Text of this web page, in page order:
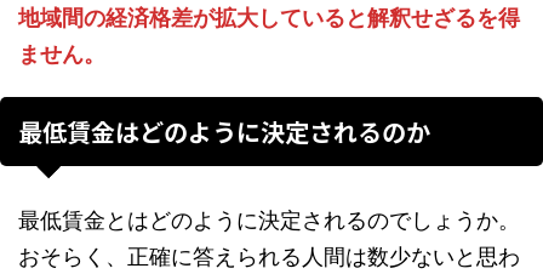
地域間の経済格差が拡大していると解釈せざるを得
ません。
最低賃金はどのように決定されるのか
最低賃金とはどのように決定されるのでしょうか。
おそらく、正確に答えられる人間は数少ないと思わ